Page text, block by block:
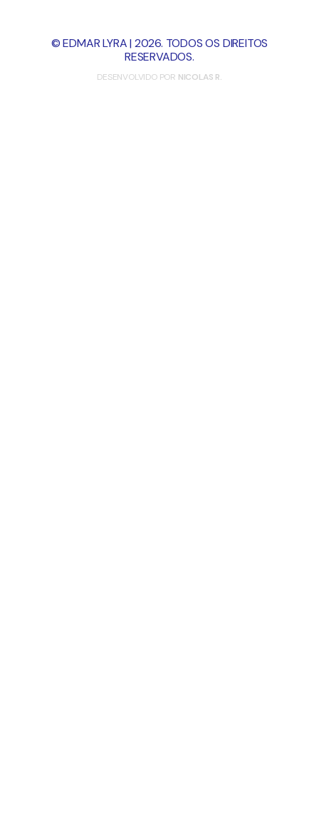
© EDMAR LYRA | 2026. TODOS OS DIREITOS
RESERVADOS.
DESENVOLVIDO POR NICOLAS R.